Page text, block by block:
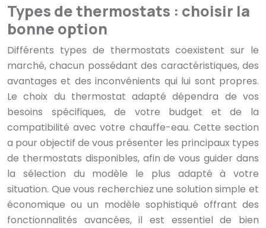
Types de thermostats : choisir la
bonne option
Différents types de thermostats coexistent sur le
marché, chacun possédant des caractéristiques, des
avantages et des inconvénients qui lui sont propres.
Le choix du thermostat adapté dépendra de vos
besoins spécifiques, de votre budget et de la
compatibilité avec votre chauffe-eau. Cette section
a pour objectif de vous présenter les principaux types
de thermostats disponibles, afin de vous guider dans
la sélection du modèle le plus adapté à votre
situation. Que vous recherchiez une solution simple et
économique ou un modèle sophistiqué offrant des
fonctionnalités avancées, il est essentiel de bien